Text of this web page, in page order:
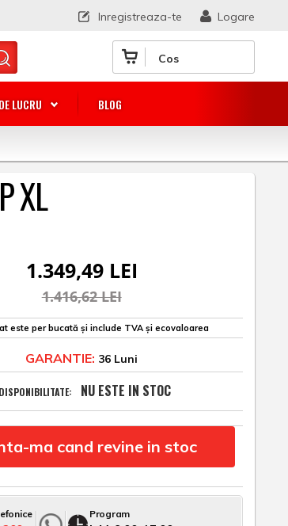
Cos
LUCRU BLOG
Logare
Inregistreaza-te
XL
1.349,49 LEI
1.416,62 LEI
este per bucată și include TVA și ecovaloarea
GARANTIE: 36 Luni
DISPONIBILITATE: NU ESTE IN STOC
ma cand revine in stoc
Program